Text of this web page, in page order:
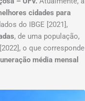
cidades para
do IBGE [2021],
, de uma população,
o que corresponde
média mensal